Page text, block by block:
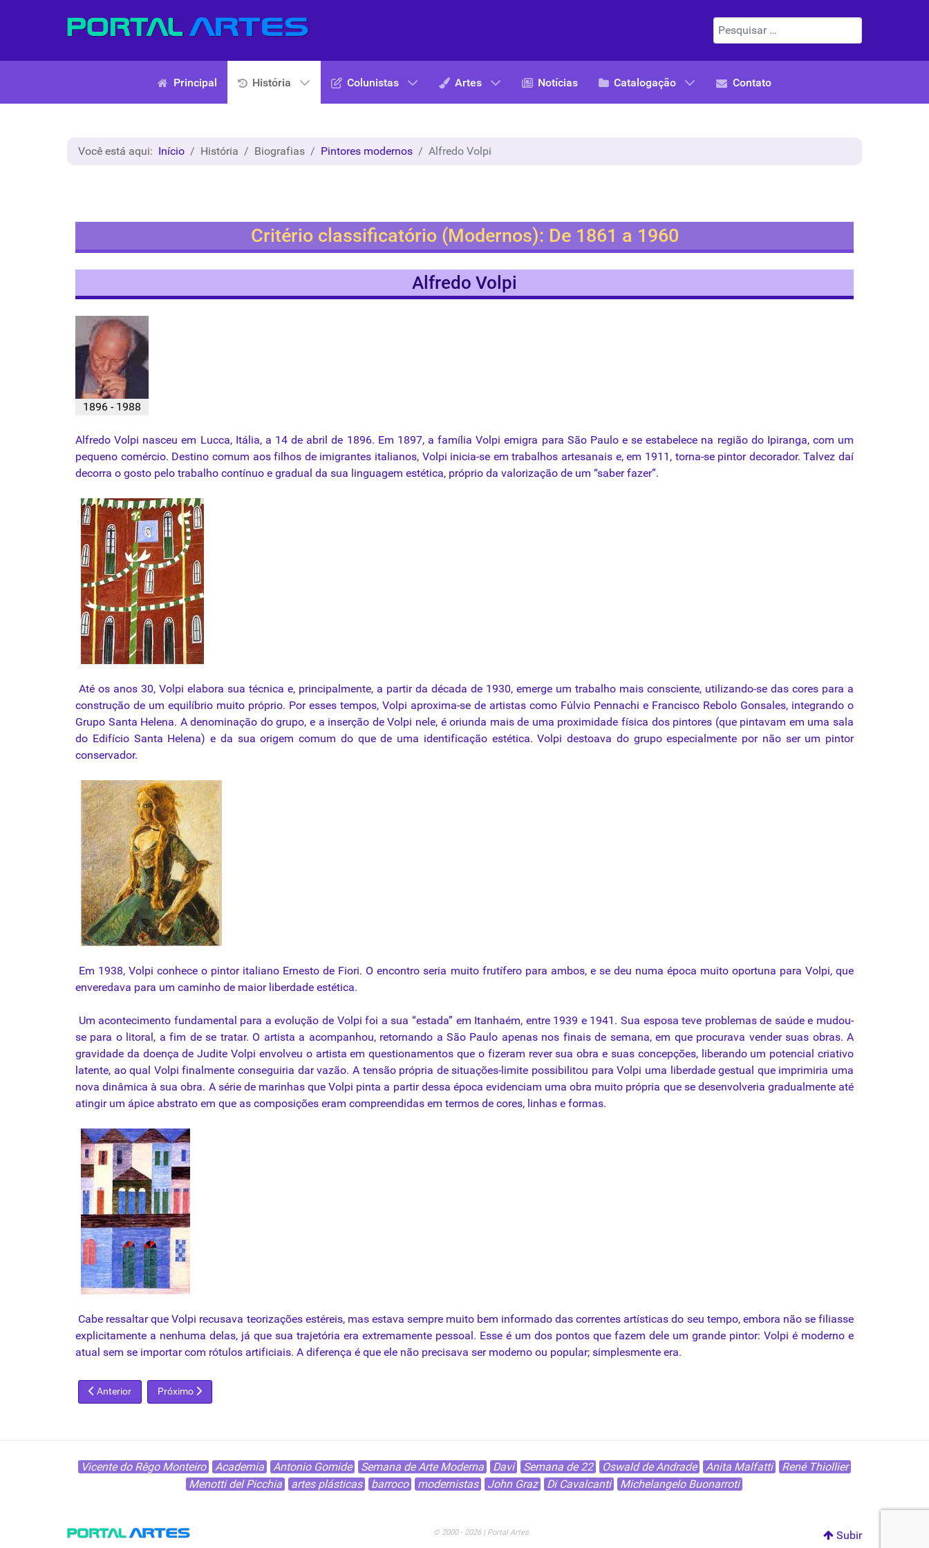
Pesquisar
Principal História Colunistas Artes Notícias Catalogação Contato
Você está aqui: Início História Biografias Pintores modernos Alfredo Volpi
Critério classificatório (Modernos): De 1861 a 1960
Alfredo Volpi
1896 - 1988
AlfredoVolpi nasceu em Lucca, Itália, a 14 de abril de 1896. Em 1897, afamília Volpi emigra para São Paulo e seestabelece na regiãodo Ipiranga, com um
pequeno comércio. Destino comum aos filhos de imigrantes italianos, Volpi inicia-se em trabalhos artesanais e, em 1911, torna-se pintor decorador. Talvez daí
decorra o gosto pelo trabalho contínuo e gradual da sua linguagem estética, próprio da valorização de um “saber fazer”.
Até os anos 30, Volpi elabora sua técnica e, principalmente, a partir da década de 1930, emerge um trabalho mais consciente, utilizando-se das cores para a
construção de um equilíbrio muito próprio. Por esses tempos, Volpi aproxima-se de artistas como Fúlvio Pennachi e Francisco Rebolo Gonsales, integrando o
Grupo Santa Helena. A denominação do grupo, e a inserção de Volpi nele, é oriunda mais de uma proximidade física dos pintores (que pintavam em uma sala
do Edifício Santa Helena) e da sua origem comum do que de uma identificação estética. Volpi destoava do grupo especialmente por não ser um pintor
conservador.
Em 1938, Volpi conhece o pintor italiano Ernesto de Fiori. O encontro seria muito frutífero para ambos, e se deu numa época muito oportuna para Volpi, que
enveredava para um caminho de maior liberdade estética.
Um acontecimento fundamental para a evolução de Volpi foi a sua “estada” em Itanhaém, entre 1939 e 1941. Sua esposa teve problemas de saúde e mudou-
se para o litoral, a fim de se tratar. O artista a acompanhou, retornando a São Paulo apenas nos finais de semana, em que procurava vender suas obras. A
gravidade da doença de Judite Volpi envolveu o artista em questionamentos que o fizeram rever sua obra e suas concepções, liberando um potencial criativo
latente, ao qual Volpi finalmente conseguiria dar vazão. A tensão própria de situações-limite possibilitou para Volpi uma liberdade gestual que imprimiria uma
nova dinâmica à sua obra. A série de marinhas que Volpi pinta a partir dessa época evidenciam uma obra muito própria que se desenvolveria gradualmente até
atingir um ápice abstrato em que as composições eram compreendidas em termos de cores, linhas e formas.
Cabe ressaltar que Volpi recusava teorizações estéreis, mas estava sempre muito bem informado das correntes artísticas do seu tempo, embora não se filiasse
explicitamente a nenhuma delas, já que sua trajetória era extremamente pessoal. Esse é um dos pontos que fazem dele um grande pintor: Volpi é moderno e
atual sem se importar com rótulos artificiais. A diferença é que ele não precisava ser moderno ou popular; simplesmente era.
Artigo anterior: Aldo Cláudio Felipe Bonadei
Anterior Próximo artigo: Amedeo Clemente Modigliani
Próximo
Vicente do Rêgo Monteiro Academia Antonio Gomide Semana de Arte Moderna Davi Semana de 22 Oswald de Andrade Anita Malfatti
René Thiollier
Menotti del Picchia
artes plásticas barroco modernistas John Graz Di Cavalcanti Michelangelo Buonarroti
© 2000 - 2026 | Portal Artes Subir